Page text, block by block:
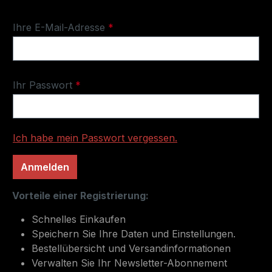
Ihre E-Mail-Adresse *
Ihr Passwort *
Ich habe mein Passwort vergessen.
Anmelden
Vorteile einer Registrierung:
Schnelles Einkaufen
Speichern Sie Ihre Daten und Einstellungen.
Bestellübersicht und Versandinformationen
Verwalten Sie Ihr Newsletter-Abonnement